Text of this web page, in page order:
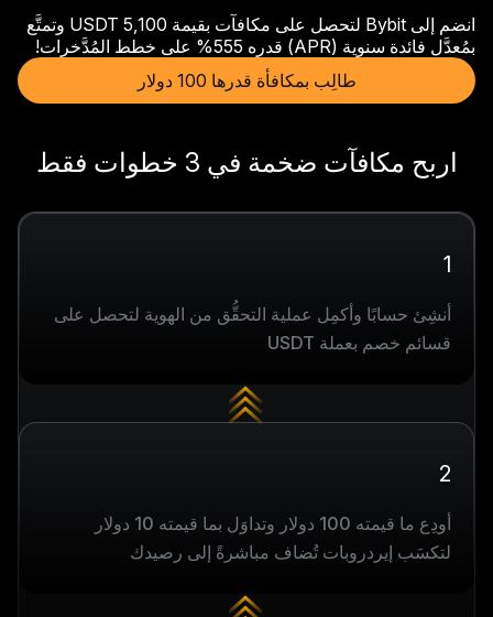
انضم إلى Bybit لتحصل على مكافآت بقيمة 5,100 USDT وتمتَّع
بمُعدَّل فائدة سنوية (APR) قدره 555% على خطط المُدَّخرات!
طالِب بمكافأة قدرها 100 دولار
اربح مكافآت ضخمة في 3 خطوات فقط
1
أنشِئ حسابًا وأكمِل عملية التحقُّق من الهوية لتحصل على
قسائم خصم بعملة USDT
2
أودِع ما قيمته 100 دولار وتداوَل بما قيمته 10 دولار
لتكسَب إيردروبات تُضاف مباشرةً إلى رصيدك